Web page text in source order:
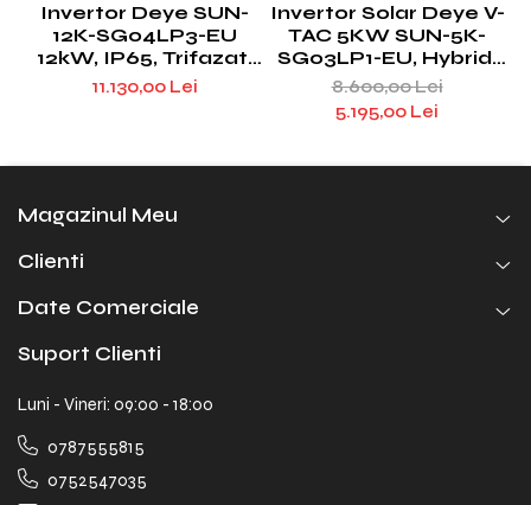
Invertor Deye SUN-
12K-SG04LP3-EU
12kW, IP65, Trifazat,
Hibrid, 10 Ani Garantie,
Display LCD, Intrare
11.130,00 Lei
Invertor Solar Deye V-
TAC 5KW SUN-5K-
SG03LP1-EU, Hybrid,
Monofazat, IP65
8.600,00 Lei
5.195,00 Lei
Magazinul Meu
Clienti
Date Comerciale
Suport Clienti
Luni - Vineri: 09:00 - 18:00
0787555815
0752547035